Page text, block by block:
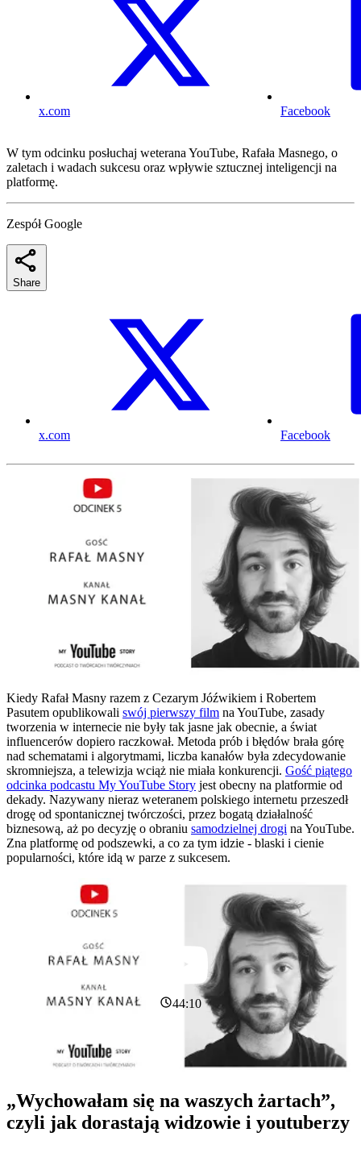
x.com Facebook
W tym odcinku posłuchaj weterana YouTube, Rafała Masnego, o
zaletach i wadach sukcesu oraz wpływie sztucznej inteligencji na
platformę.
Zespół Google
Share
x.com Facebook
Kiedy Rafał Masny razem z Cezarym Jóźwikiem i Robertem
Pasutem opublikowali swój pierwszy film na YouTube, zasady
tworzenia w internecie nie były tak jasne jak obecnie, a świat
influencerów dopiero raczkował. Metoda prób i błędów brała górę
nad schematami i algorytmami, liczba kanałów była zdecydowanie
skromniejsza, a telewizja wciąż nie miała konkurencji. Gość piątego
odcinka podcastu My YouTube Story jest obecny na platformie od
dekady. Nazywany nieraz weteranem polskiego internetu przeszedł
drogę od spontanicznej twórczości, przez bogatą działalność
biznesową, aż po decyzję o obraniu samodzielnej drogi na YouTube.
Zna platformę od podszewki, a co za tym idzie - blaski i cienie
popularności, które idą w parze z sukcesem.
44:10
„Wychowałam się na waszych żartach”,
czyli jak dorastają widzowie i youtuberzy